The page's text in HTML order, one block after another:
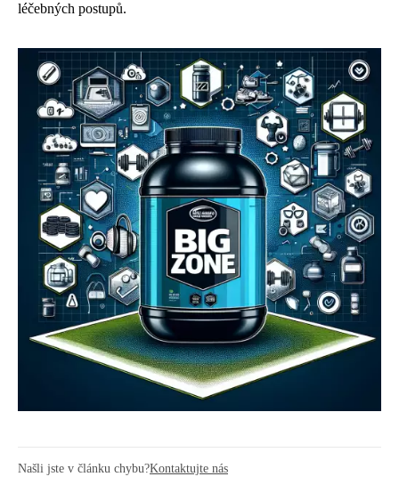
léčebných postupů.
Našli jste v článku chybu?Kontaktujte nás